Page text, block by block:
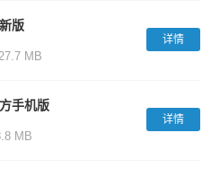
版
MB
详情
手机版
MB
详情